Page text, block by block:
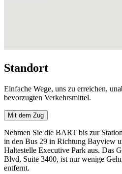
Standort
Einfache Wege, uns zu erreichen,
bevorzugten Verkehrsmittel.
Mit dem Zug
Nehmen Sie die BART bis zur
in den Bus 29 in Richtung Bayview
Haltestelle Executive Park aus. Das
Blvd, Suite 3400, ist nur wenige
entfernt.